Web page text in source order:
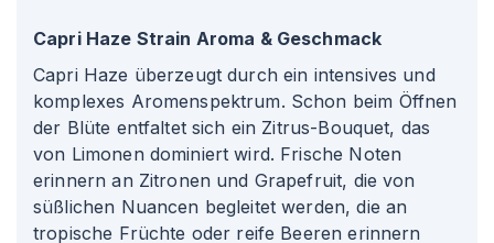
Capri Haze Strain Aroma & Geschmack
Capri Haze überzeugt durch ein intensives und
komplexes Aromenspektrum. Schon beim Öffnen
der Blüte entfaltet sich ein Zitrus-Bouquet, das
von Limonen dominiert wird. Frische Noten
erinnern an Zitronen und Grapefruit, die von
süßlichen Nuancen begleitet werden, die an
tropische Früchte oder reife Beeren erinnern